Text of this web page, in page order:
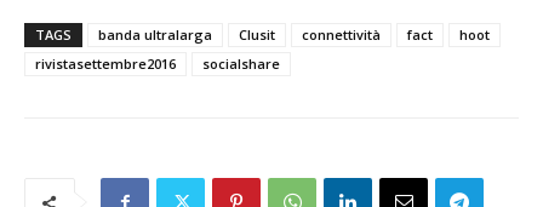
TAGS banda ultralarga Clusit connettività fact
hoot
rivistasettembre2016
socialshare